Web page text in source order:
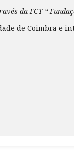
da FCT “
de Coimbra e